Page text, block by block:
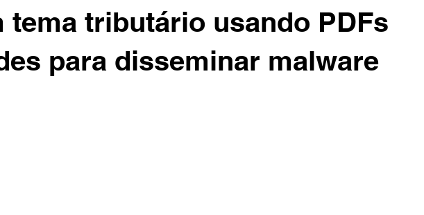
tema tributário usando PDFs
para disseminar malware